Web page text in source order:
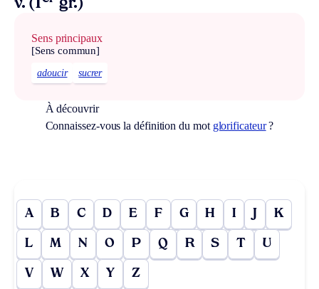
v. (1
gr.)
Sens principaux
[Sens commun]
adoucir sucrer
À découvrir
Connaissez-vous la définition du mot glorificateur?
A B C D E F G H I J K
L M N O P Q R S T U
V W X Y Z